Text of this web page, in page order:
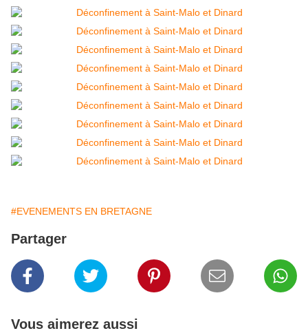
#EVENEMENTS EN BRETAGNE
Partager
Vous aimerez aussi